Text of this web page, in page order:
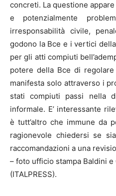
concreti. La questione
e potenzialmente
irresponsabilità civile,
godono la Bce e i vertici
per gli atti compiuti
potere della Bce di
manifesta solo attraverso i
stati compiuti passi nella
informale. E’ interessante
è tutt’altro che immune da
ragionevole chiedersi se
raccomandazioni a una
– foto ufficio stampa Baldini e
(ITALPRESS).